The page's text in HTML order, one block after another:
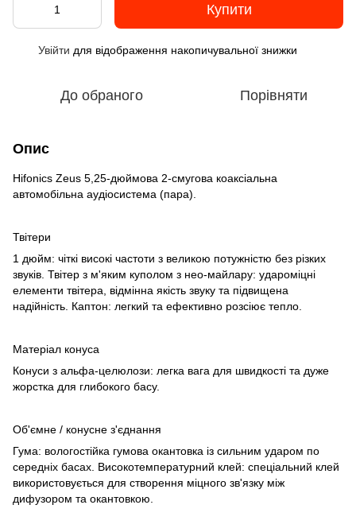
Купити
Увійти для відображення накопичувальної знижки
До обраного Порівняти
Опис
Hifonics Zeus 5,25-дюймова 2-смугова коаксіальна
автомобільна аудіосистема (пара).
Твітери
1 дюйм: чіткі високі частоти з великою потужністю без різких
звуків. Твітер з м'яким куполом з нео-майлару: удароміцні
елементи твітера, відмінна якість звуку та підвищена
надійність. Каптон: легкий та ефективно розсіює тепло.
Матеріал конуса
Конуси з альфа-целюлози: легка вага для швидкості та дуже
жорстка для глибокого басу.
Об'ємне / конусне з'єднання
Гума: вологостійка гумова окантовка із сильним ударом по
середніх басах. Високотемпературний клей: спеціальний клей
використовується для створення міцного зв'язку між
дифузором та окантовкою.